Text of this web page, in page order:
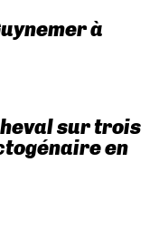
à
sur trois
en